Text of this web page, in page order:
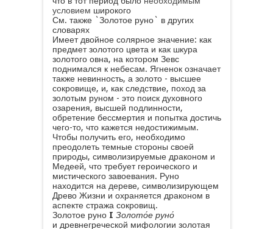
условием широкого
См. также `Золотое руно` в других
словарях
Имеет двойное солярное значение: как
предмет золотого цвета и как шкура
золотого овна, на котором Зевс
поднимался к небесам. Ягненок означает
также невинность, а золото - высшее
сокровище, и, как следствие, поход за
золотым руном - это поиск духовного
озарения, высшей подлинности,
обретение бессмертия и попытка достичь
чего-то, что кажется недостижимым.
Чтобы получить его, необходимо
преодолеть темные стороны своей
природы, символизируемые драконом и
Медеей, что требует героического и
мистического завоевания. Руно
находится на дереве, символизирующем
Древо Жизни и охраняется драконом в
аспекте стража сокровищ.
Золотое руно I Золото́е руно́
и древнегреческой мифологии золотая